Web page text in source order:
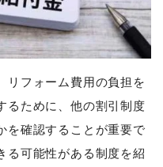
リフォーム費用の負担を
るために、他の割引制度
を確認することが重要で
る可能性がある制度を紹